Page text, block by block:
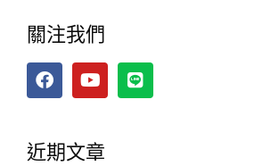
關注我們
近期文章